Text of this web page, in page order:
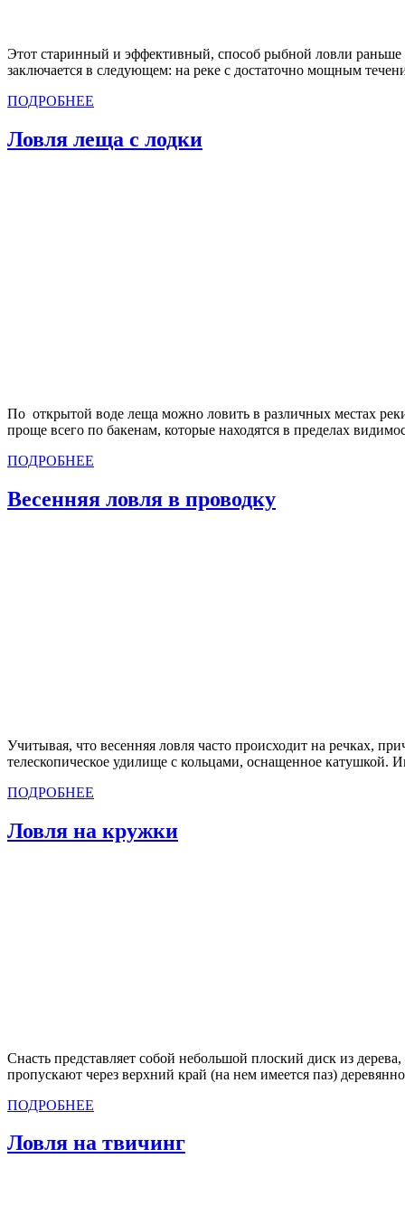
Этот старинный и эффективный, способ рыбной ловли раньше
заключается в следующем: на реке с достаточно мощным
ПОДРОБНЕЕ
Ловля леща с лодки
По открытой воде леща можно ловить в различных местах
проще всего по бакенам, которые находятся в пределах
ПОДРОБНЕЕ
Весенняя ловля в проводку
Учитывая, что весенняя ловля часто происходит на речках,
телескопическое удилище с кольцами, оснащенное катушкой.
ПОДРОБНЕЕ
Ловля на кружки
Снасть представляет собой небольшой плоский диск из
пропускают через верхний край (на нем имеется паз)
ПОДРОБНЕЕ
Ловля на твичинг